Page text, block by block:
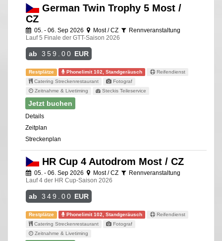
German Twin Trophy 5 Most /
CZ
05. - 06. Sep 2026 Most / CZ
Rennveranstaltung
Lauf 5 Finale der GTT-Saison 2026
ab 359.00 EUR
Restplätze Phonelimit 102, Standgeräusch
Reifendienst
Catering Streckenrestaurant
Fotograf
Zeitnahme & Livetiming
Steckis Teileservice
Jetzt buchen
Details
Zeitplan
Streckenplan
HR Cup 4 Autodrom Most / CZ
05. - 06. Sep 2026 Most / CZ
Rennveranstaltung
Lauf 4 der HR Cup-Saison 2026
ab 349.00 EUR
Restplätze Phonelimit 102, Standgeräusch
Reifendienst
Catering Streckenrestaurant
Fotograf
Zeitnahme & Livetiming